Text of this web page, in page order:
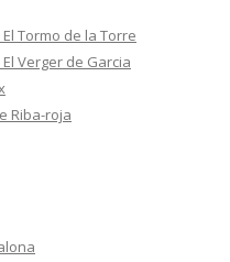
Tormo de la Torre
Verger de Garcia
Riba-roja